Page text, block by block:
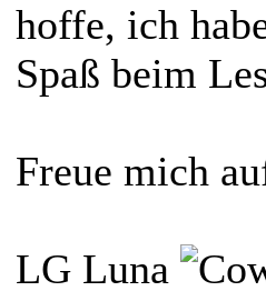
hoffe, ich
Spaß beim
Freue mich
LG Luna